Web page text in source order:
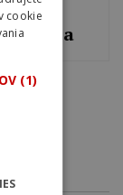
prilba
cookie
(1)